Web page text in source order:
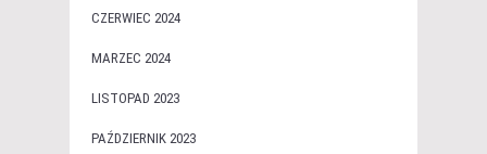
CZERWIEC 2024
MARZEC 2024
LISTOPAD 2023
PAŹDZIERNIK 2023